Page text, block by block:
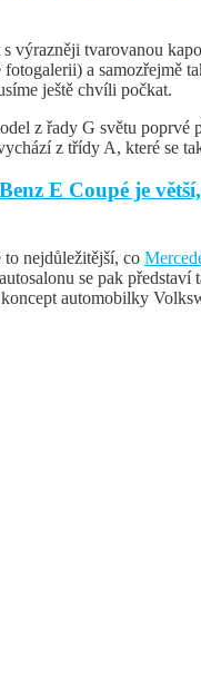
výrazněji tvarovanou
a samozřejmě
ještě chvíli počkat.
z řady G světu poprvé
z třídy A, které se
E Coupé je
nejdůležitější, co
se pak představí
automobilky